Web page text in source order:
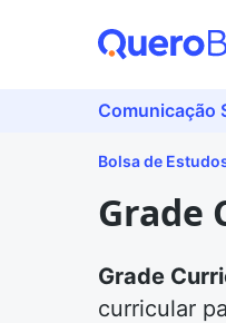
Comunicação
Bolsa de
Grade
Grade
curricular